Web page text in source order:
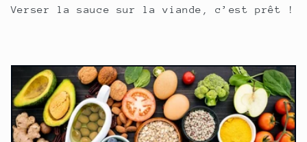
Verser la sauce sur la viande, c’est prêt !